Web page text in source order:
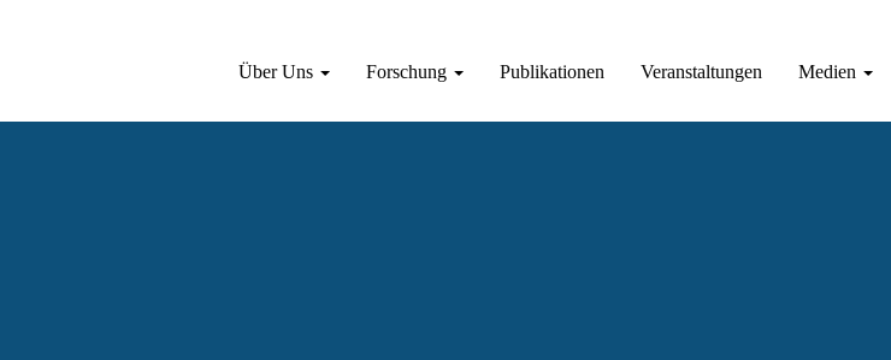
Über Uns Forschung Publikationen Veranstaltungen Medien